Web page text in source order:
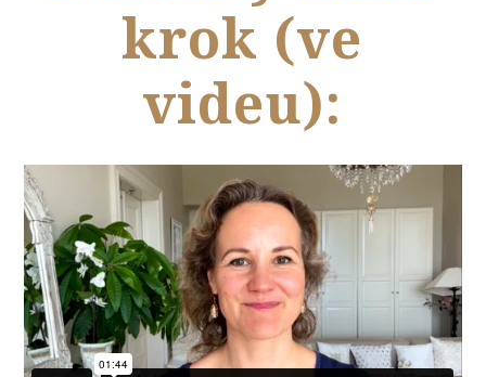
krok (ve
videu):